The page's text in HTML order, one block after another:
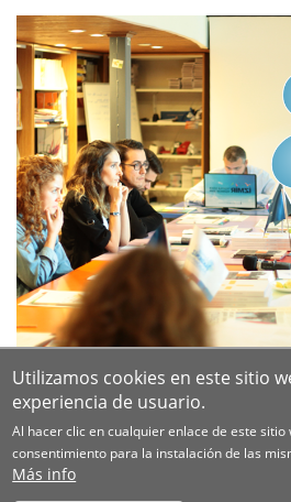
Utilizamos cookies en este sitio
experiencia de usuario.
Al hacer clic en cualquier enlace de este
consentimiento para la instalación de las
Más info